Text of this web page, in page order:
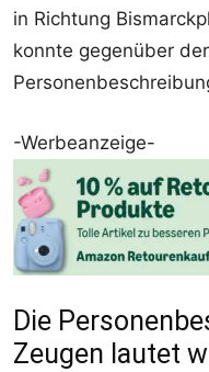
in Richtung
konnte gegenüber
-Werbeanzeige-
Die
Zeugen lautet